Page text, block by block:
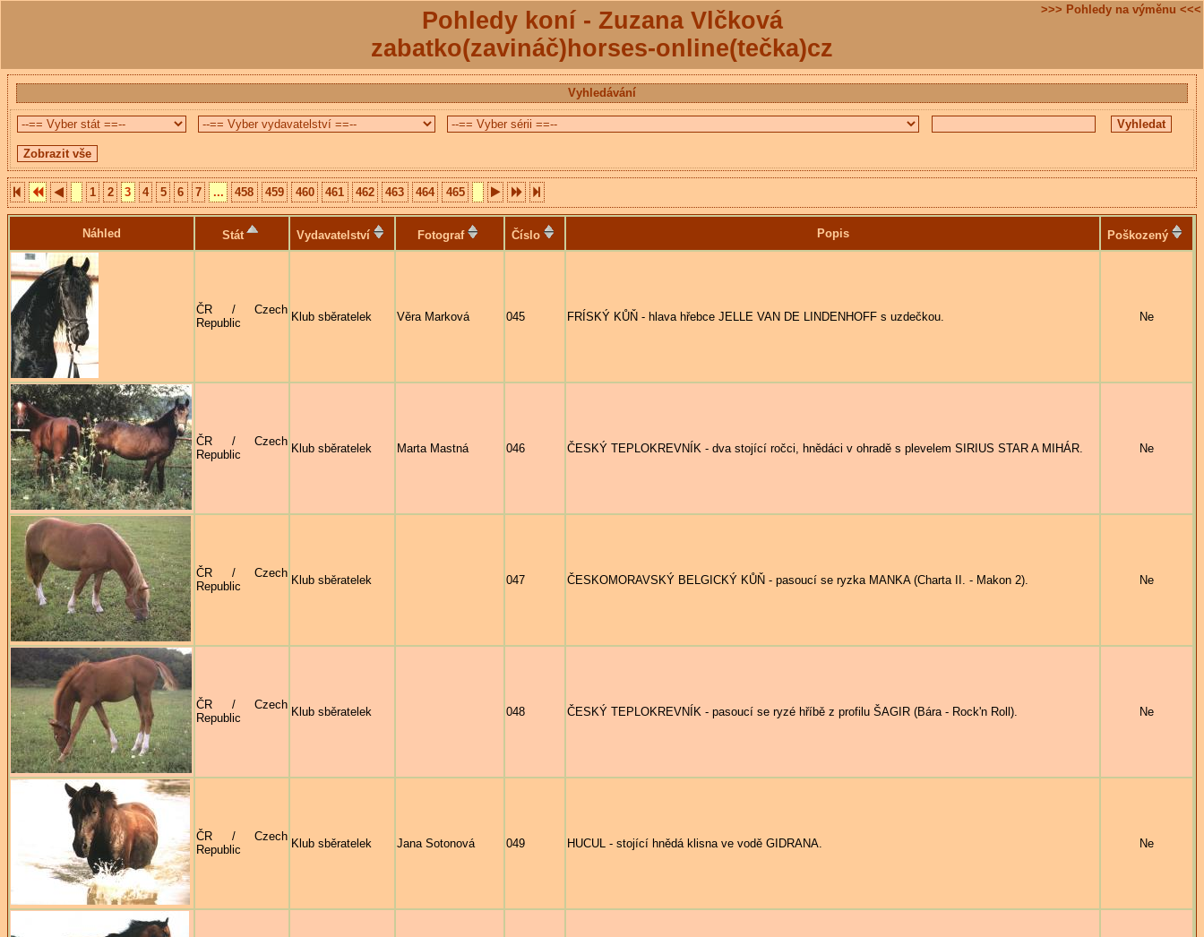
Pohledy koní - Zuzana Vlčková
zabatko(zavináč)horses-online(tečka)cz
>>> Pohledy na výměnu <<<
Vyhledávání
1 2 3 4 5 6 7 ... 458 459 460 461 462 463 464 465
Náhled Stát Vydavatelství Fotograf Číslo Popis Poškozený
ČR / Czech
Republic
Klub sběratelek Věra Marková 045 FRÍSKÝ KŮŇ - hlava hřebce JELLE VAN DE LINDENHOFF s uzdečkou. Ne
ČR / Czech
Republic
Klub sběratelek Marta Mastná 046 ČESKÝ TEPLOKREVNÍK - dva stojící ročci, hnědáci v ohradě s plevelem SIRIUS STAR A MIHÁR. Ne
ČR / Czech
Republic
Klub sběratelek 047 ČESKOMORAVSKÝ BELGICKÝ KŮŇ - pasoucí se ryzka MANKA (Charta II. - Makon 2). Ne
ČR / Czech
Republic
Klub sběratelek 048 ČESKÝ TEPLOKREVNÍK - pasoucí se ryzé hříbě z profilu ŠAGIR (Bára - Rock'n Roll). Ne
ČR / Czech
Republic
Klub sběratelek Jana Sotonová 049 HUCUL - stojící hnědá klisna ve vodě GIDRANA. Ne